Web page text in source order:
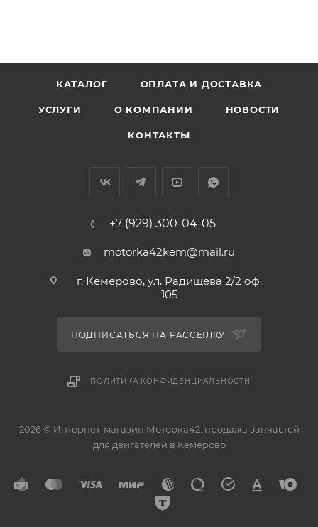
14721R44A00, VE-35014, VE35014, EHO5725
КАТАЛОГ ОПЛАТА И ДОСТАВКА
УСЛУГИ О КОМПАНИИ НОВОСТИ
КОНТАКТЫ
+7 (929) 300-04-05
motorka42kem@mail.ru
г. Кемерово, ул. Радищева 2/2 оф.
105
ПОДПИСАТЬСЯ НА РАССЫЛКУ
ПОЛИТИКА КОНФИДЕНЦИАЛЬНОСТИ
2026 © Интернет-магазин Моторка42: продажа запчастей
для двигателей в Кемерово